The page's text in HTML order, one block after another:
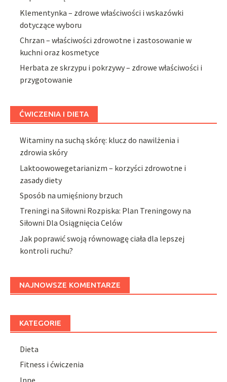
Klementynka – zdrowe właściwości i wskazówki
dotyczące wyboru
Chrzan – właściwości zdrowotne i zastosowanie w
kuchni oraz kosmetyce
Herbata ze skrzypu i pokrzywy – zdrowe właściwości i
przygotowanie
ĆWICZENIA I DIETA
Witaminy na suchą skórę: klucz do nawilżenia i
zdrowia skóry
Laktoowowegetarianizm – korzyści zdrowotne i
zasady diety
Sposób na umięśniony brzuch
Treningi na Siłowni Rozpiska: Plan Treningowy na
Siłowni Dla Osiągnięcia Celów
Jak poprawić swoją równowagę ciała dla lepszej
kontroli ruchu?
NAJNOWSZE KOMENTARZE
KATEGORIE
Dieta
Fitness i ćwiczenia
Inne